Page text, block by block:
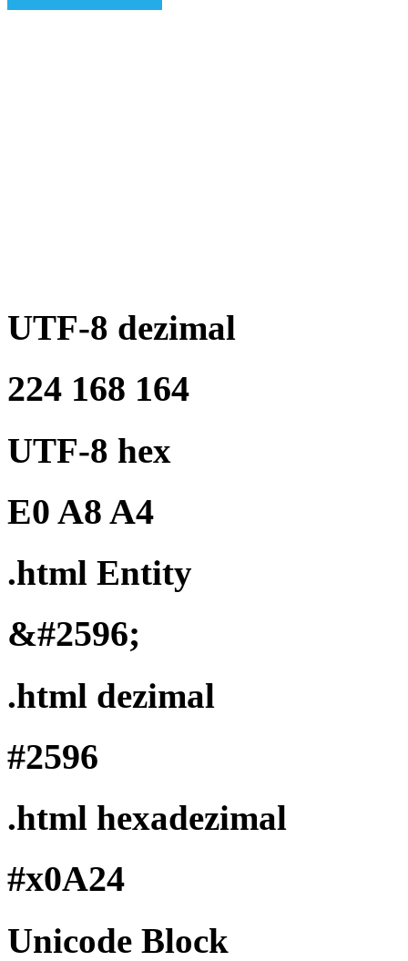
UTF-8 dezimal
224 168 164
UTF-8 hex
E0 A8 A4
.html Entity
&#2596;
.html dezimal
#2596
.html hexadezimal
#x0A24
Unicode Block